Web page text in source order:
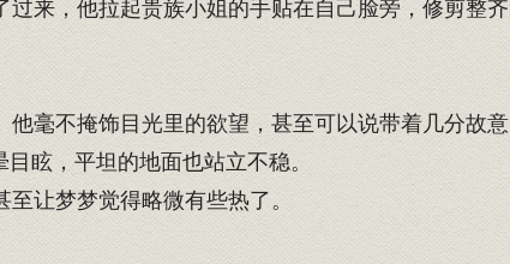
来，他拉起贵族小姐的手贴在自己脸旁，修剪整
毫不掩饰目光里的欲望，甚至可以说带着几分故
眩，平坦的地面也站立不稳。
让梦梦觉得略微有些热了。